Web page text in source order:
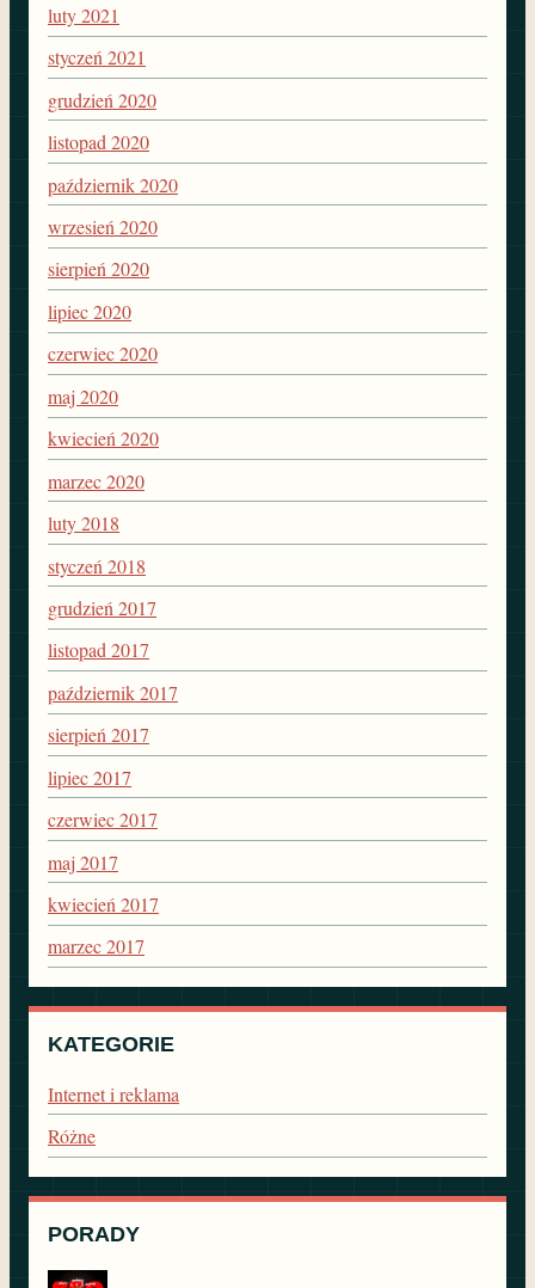
luty 2021
styczeń 2021
grudzień 2020
listopad 2020
październik 2020
wrzesień 2020
sierpień 2020
lipiec 2020
czerwiec 2020
maj 2020
kwiecień 2020
marzec 2020
luty 2018
styczeń 2018
grudzień 2017
listopad 2017
październik 2017
sierpień 2017
lipiec 2017
czerwiec 2017
maj 2017
kwiecień 2017
marzec 2017
KATEGORIE
Internet i reklama
Różne
PORADY